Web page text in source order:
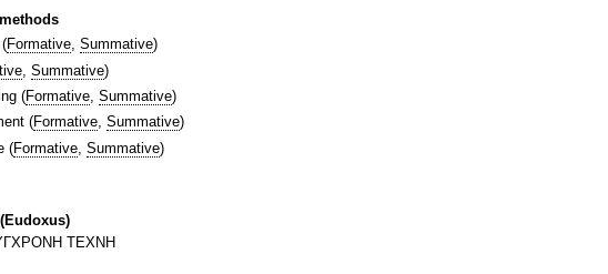
(Formative, Summative)
Summative)
(Formative, Summative)
(Formative, Summative)
(Formative Summative)
ΤΕΧΝΗ